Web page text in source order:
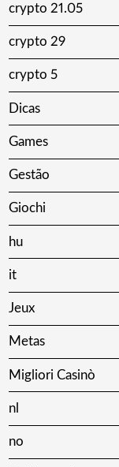
crypto 21.05
crypto 29
crypto 5
Dicas
Games
Gestão
Giochi
hu
it
Jeux
Metas
Migliori Casinò
nl
no